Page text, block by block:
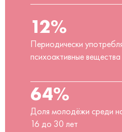
12%
Периодически
психоактивные вещества
64%
Доля молодёжи среди
16 до 30 лет